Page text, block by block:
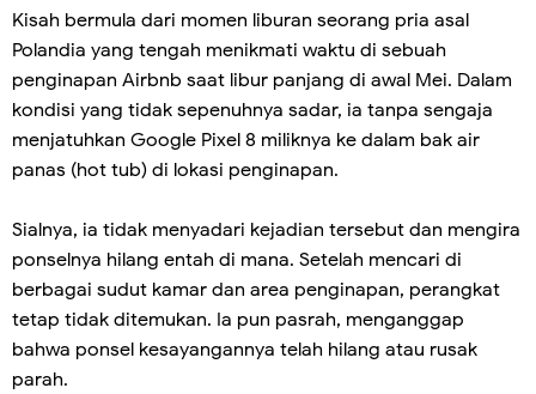
Kisah bermula dari momen liburan seorang pria asal
Polandia yang tengah menikmati waktu di sebuah
penginapan Airbnb saat libur panjang di awal Mei. Dalam
kondisi yang tidak sepenuhnya sadar, ia tanpa sengaja
menjatuhkan Google Pixel 8 miliknya ke dalam bak air
panas (hot tub) di lokasi penginapan.
Sialnya, ia tidak menyadari kejadian tersebut dan mengira
ponselnya hilang entah di mana. Setelah mencari di
berbagai sudut kamar dan area penginapan, perangkat
tetap tidak ditemukan. Ia pun pasrah, menganggap
bahwa ponsel kesayangannya telah hilang atau rusak
parah.